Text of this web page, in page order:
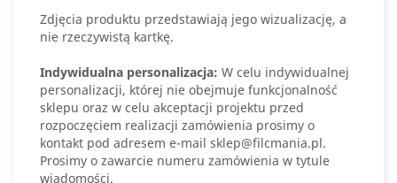
Zdjęcia produktu przedstawiają jego wizualizację, a
nie rzeczywistą kartkę.
Indywidualna personalizacja: W celu indywidualnej
personalizacji, której nie obejmuje funkcjonalność
sklepu oraz w celu akceptacji projektu przed
rozpoczęciem realizacji zamówienia prosimy o
kontakt pod adresem e-mail sklep@filcmania.pl.
Prosimy o zawarcie numeru zamówienia w tytule
wiadomości.